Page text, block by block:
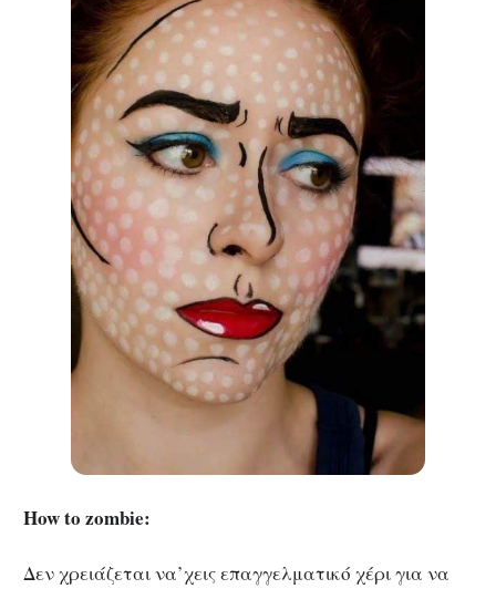
How to zombie:
Δεν χρειάζεται να’χεις επαγγελματικό χέρι για να